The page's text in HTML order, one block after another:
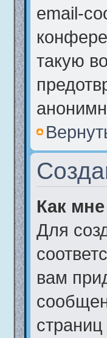
email-
такую
Как
Для
вам